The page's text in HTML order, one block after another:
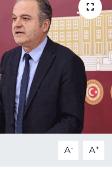
A- A+